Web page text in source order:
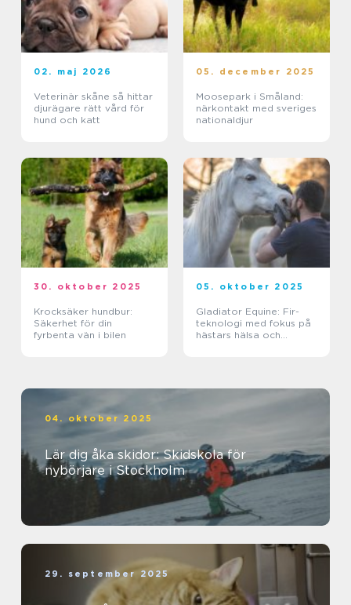
02. maj 2026
Veterinär skåne så hittar
djurägare rätt vård för
hund och katt
05. december 2025
Moosepark i Småland:
närkontakt med sveriges
nationaldjur
30. oktober 2025
Krocksäker hundbur:
Säkerhet för din
fyrbenta vän i bilen
05. oktober 2025
Gladiator Equine: Fir-
teknologi med fokus på
hästars hälsa och
04. oktober 2025
Lär dig åka skidor: Skidskola för
nybörjare i Stockholm
29. september 2025